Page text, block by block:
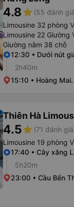
4.8star (55 đánh
Limousine 32 phòng
Limousine 22 Giường
Giường nằm 38 chỗ
12:30 • Dưới nút
2h40m
15:10 • Hoàng Mai.
Thiên Hà
4.5star (71 đánh
Limousine 19 phòng
17:40 • Cây xăng
5h20m
23:00 • Cầu Bến